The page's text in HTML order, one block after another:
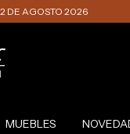
DE AGOSTO 2026
MUEBLES